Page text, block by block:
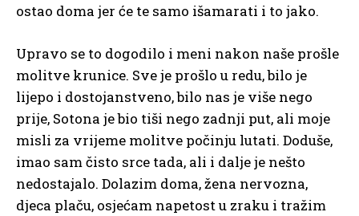
ostao doma jer će te samo išamarati i to jako.
Upravo se to dogodilo i meni nakon naše prošle
molitve krunice. Sve je prošlo u redu, bilo je
lijepo i dostojanstveno, bilo nas je više nego
prije, Sotona je bio tiši nego zadnji put, ali moje
misli za vrijeme molitve počinju lutati. Doduše,
imao sam čisto srce tada, ali i dalje je nešto
nedostajalo. Dolazim doma, žena nervozna,
djeca plaču, osjećam napetost u zraku i tražim